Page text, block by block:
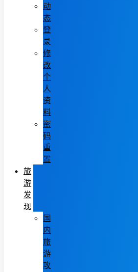
动
态
登
录
修
改
个
人
资
料
密
码
重
置
旅
游
发
现
国
内
旅
游
攻